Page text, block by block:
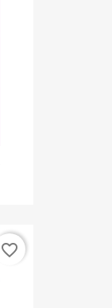
favorite_border